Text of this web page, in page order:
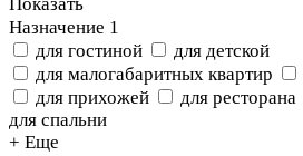
Показать
Назначение 1
для гостиной
для детской
для малогабаритных квартир
для прихожей
для ресторана
для спальни
+ Еще